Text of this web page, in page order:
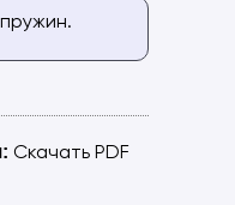
Скачать PDF